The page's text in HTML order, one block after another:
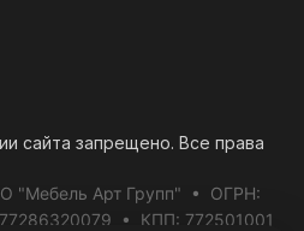
сайта запрещено. Все права
"Мебель Арт Групп" • ОГРН:
• КПП: 772501001